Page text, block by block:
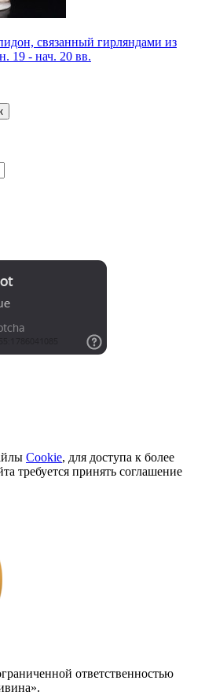
связанный гирляндами из
19 - нач. 20 вв.
Cookie, для доступа к более
требуется принять соглашение
ответственностью